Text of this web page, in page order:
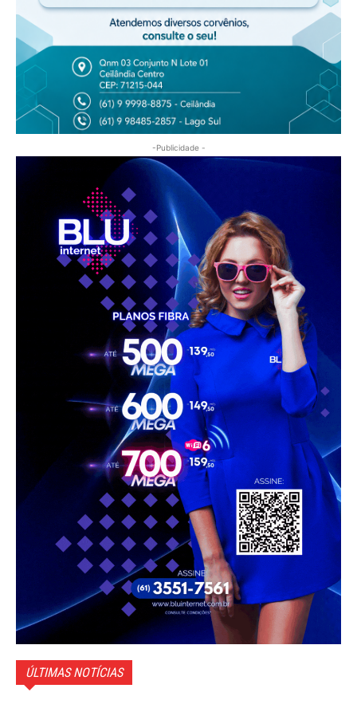
-Publicidade -
ÚLTIMAS NOTÍCIAS